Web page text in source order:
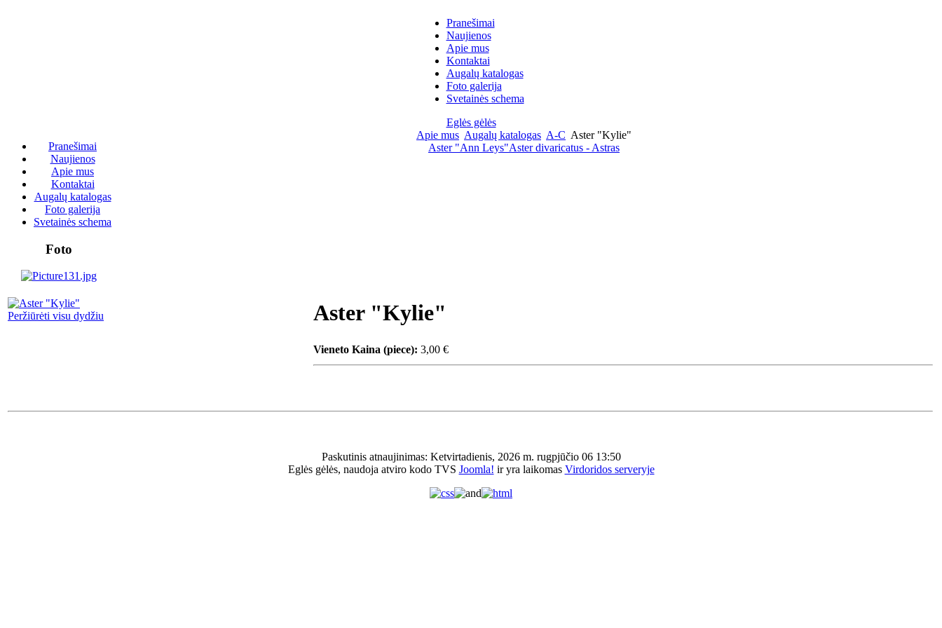
Pranešimai
Naujienos
Apie mus
Kontaktai
Augalų katalogas
Foto galerija
Svetainės schema
Eglės gėlės
Pranešimai
Naujienos
Apie mus
Kontaktai
Augalų katalogas
Foto galerija
Svetainės schema
Foto
Apie mus Augalų katalogas A-C Aster "Kylie"
Aster "Ann Leys"Aster divaricatus - Astras
Peržiūrėti visu dydžiu Aster "Kylie"
Vieneto Kaina (piece): 3,00 €
Paskutinis atnaujinimas: Ketvirtadienis, 2026 m. rugpjūčio 06 13:50
Eglės gėlės, naudoja atviro kodo TVS Joomla! ir yra laikomas Virdoridos serveryje